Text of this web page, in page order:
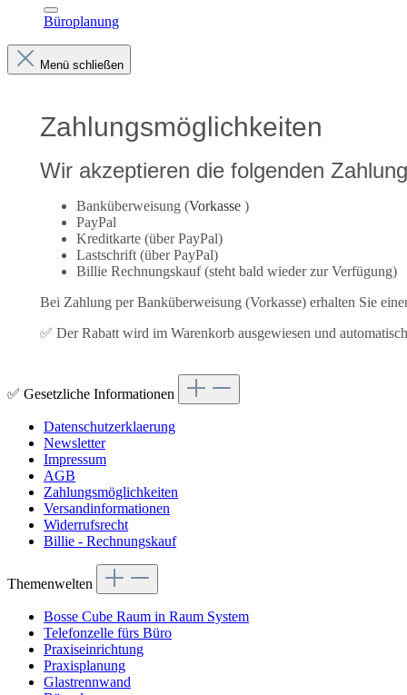
Büroplanung
Menü schließen
Zahlungsmöglichkeiten
Wir akzeptieren die folgenden
Banküberweisung (Vorkasse )
PayPal
Kreditkarte (über PayPal)
Lastschrift (über PayPal)
Billie Rechnungskauf (steht bald wieder zur Verfügung)
Bei Zahlung per Banküberweisung (Vorkasse) erhalten Sie
✅ Der Rabatt wird im Warenkorb ausgewiesen und
✅ Gesetzliche Informationen
Datenschutzerklaerung
Newsletter
Impressum
AGB
Zahlungsmöglichkeiten
Versandinformationen
Widerrufsrecht
Billie - Rechnungskauf
Themenwelten
Bosse Cube Raum in Raum System
Telefonzelle fürs Büro
Praxiseinrichtung
Praxisplanung
Glastrennwand